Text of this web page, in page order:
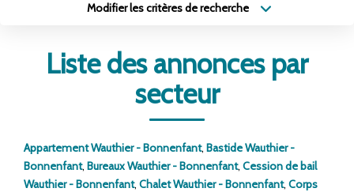
Biens Vendus
ESTIMER
FAIRE GÉRER
INVESTISSEURS
Modifier les critères de recherche
Sélectionnez...
Type de bien
Surface min
Créer une alerte
Liste des annonces par
secteur
Appartement Wauthier - Bonnenfant, Bastide Wauthier -
Bonnenfant, Bureaux Wauthier - Bonnenfant, Cession de bail
Wauthier - Bonnenfant, Chalet Wauthier - Bonnenfant, Corps